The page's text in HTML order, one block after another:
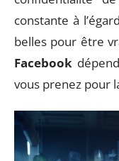
constante à
belles pour être
Facebook
vous prenez pour